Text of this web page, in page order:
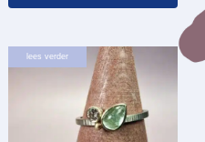
lees verder